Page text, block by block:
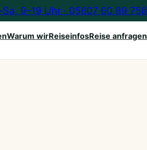
9–19 Uhr · 05607 60 89 758
Warum wirReiseinfosReise anfragen